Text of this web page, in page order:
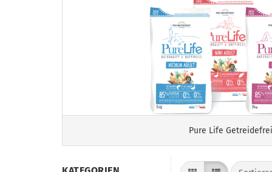
Pure Life Getreidefrei